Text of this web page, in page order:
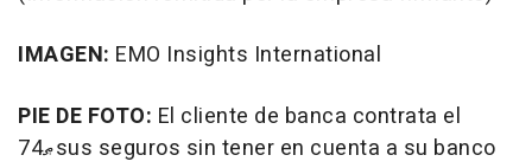
IMAGEN: EMO Insights International
PIE DE FOTO: El cliente de banca contrata el
74ޠsus seguros sin tener en cuenta a su banco